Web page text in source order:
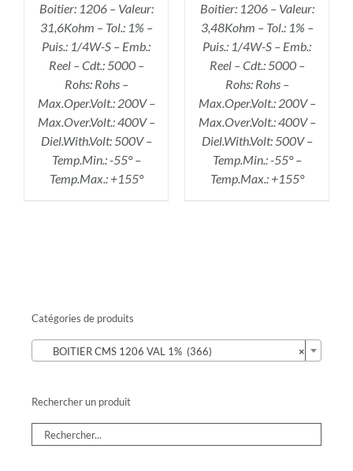
Boitier: 1206 – Valeur:
31,6Kohm – Tol.: 1% –
Puis.: 1/4W-S – Emb.:
Reel – Cdt.: 5000 –
Rohs: Rohs –
Max.Oper.Volt.: 200V –
Max.Over.Volt.: 400V –
Diel.With.Volt: 500V –
Temp.Min.: -55° –
Temp.Max.: +155°
Boitier: 1206 – Valeur:
3,48Kohm – Tol.: 1% –
Puis.: 1/4W-S – Emb.:
Reel – Cdt.: 5000 –
Rohs: Rohs –
Max.Oper.Volt.: 200V –
Max.Over.Volt.: 400V –
Diel.With.Volt: 500V –
Temp.Min.: -55° –
Temp.Max.: +155°
Catégories de produits
×
BOITIER CMS 1206 VAL 1% (366)
Rechercher un produit